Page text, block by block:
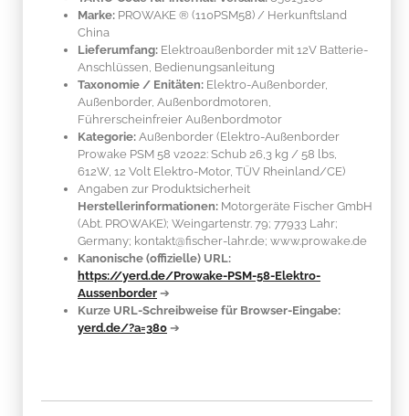
Marke: PROWAKE ® (110PSM58) / Herkunftsland
China
Lieferumfang: Elektroaußenborder mit 12V Batterie-
Anschlüssen, Bedienungsanleitung
Taxonomie / Enitäten: Elektro-Außenborder,
Außenborder, Außenbordmotoren,
Führerscheinfreier Außenbordmotor
Kategorie: Außenborder (Elektro-Außenborder
Prowake PSM 58 v2022: Schub 26,3 kg / 58 lbs,
612W, 12 Volt Elektro-Motor, TÜV Rheinland/CE)
Angaben zur Produktsicherheit
Herstellerinformationen: Motorgeräte Fischer GmbH
(Abt. PROWAKE); Weingartenstr. 79; 77933 Lahr;
Germany; kontakt@fischer-lahr.de; www.prowake.de
Kanonische (offizielle) URL:
https://yerd.de/Prowake-PSM-58-Elektro-
Aussenborder ➔
Kurze URL-Schreibweise für Browser-Eingabe:
yerd.de/?a=380 ➔